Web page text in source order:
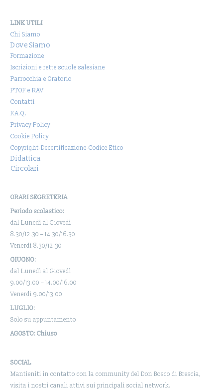
LINK UTILI
Chi Siamo
Dove Siamo
Formazione
Iscrizioni e rette scuole salesiane
Parrocchia e Oratorio
PTOF e RAV
Contatti
F.A.Q.
Privacy Policy
Cookie Policy
Copyright-Decertificazione-Codice Etico
Didattica
Circolari
ORARI SEGRETERIA
Periodo scolastico:
dal Lunedì al Giovedì
8.30/12.30 – 14.30/16.30
Venerdì 8.30/12.30
GIUGNO:
dal Lunedì al Giovedì
9.00/13.00 – 14.00/16.00
Venerdì 9.00/13.00
LUGLIO:
Solo su appuntamento
AGOSTO: Chiuso
SOCIAL
Mantieniti in contatto con la community del Don Bosco di Brescia,
visita i nostri canali attivi sui principali social network.